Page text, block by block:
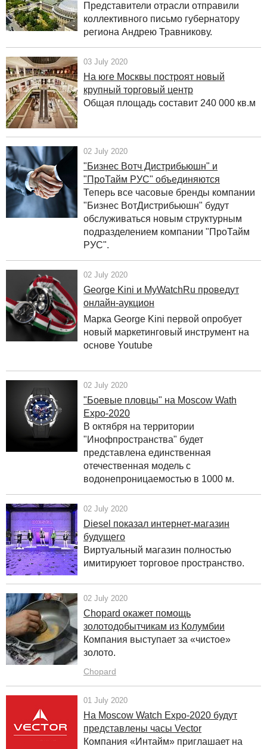
Представители отрасли отправили
коллективного письмо губернатору
региона Андрею Травникову.
03 July 2020
На юге Москвы построят новый
крупный торговый центр
Общая площадь составит 240 000 кв.м
02 July 2020
"Бизнес Вотч Дистрибьюшн" и
"ПроТайм РУС" объединяются
Теперь все часовые бренды компании
"Бизнес ВотДистрибьюшн" будут
обслуживаться новым структурным
подразделением компании "ПроТайм
РУС".
02 July 2020
George Kini и MyWatchRu проведут
онлайн-аукцион
Марка George Kini первой опробует
новый маркетинговый инструмент на
основе Youtube
02 July 2020
"Боевые пловцы" на Moscow Wath
Expo-2020
В октября на территории
"Инофпространства" будет
представлена единственная
отечественная модель с
водонепроницаемостью в 1000 м.
02 July 2020
Diesel показал интернет-магазин
будущего
Виртуальный магазин полностью
имитируюет торговое пространство.
02 July 2020
Chopard окажет помощь
золотодобытчикам из Колумбии
Компания выступает за «чистое»
золото.
Chopard
01 July 2020
На Moscow Watch Expo-2020 будут
представлены часы Vector
Компания «Интайм» приглашает на